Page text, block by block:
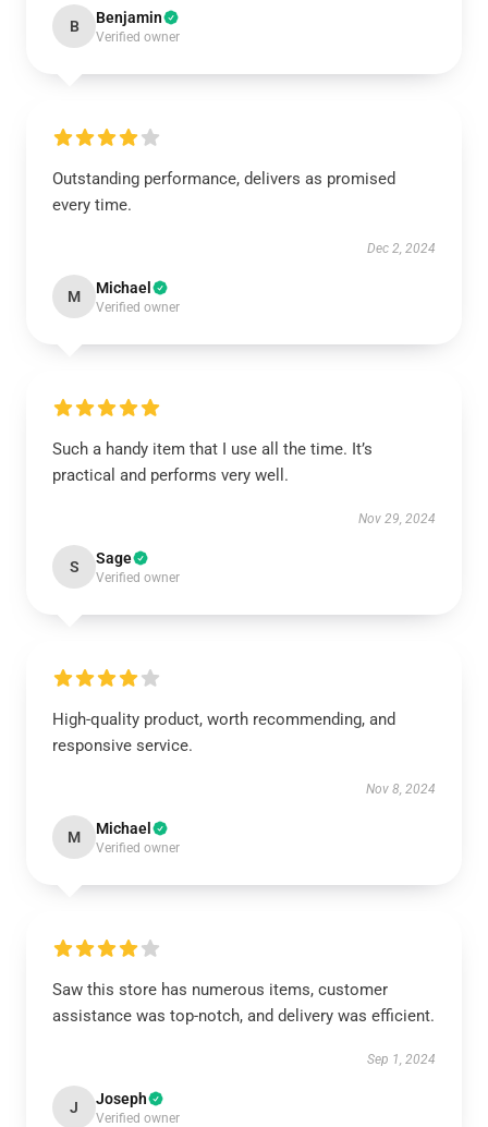
B Benjamin
Verified owner
Outstanding performance, delivers as promised
every time.
Dec 2, 2024
M Michael
Verified owner
Such a handy item that I use all the time. It’s
practical and performs very well.
Nov 29, 2024
S Sage
Verified owner
High-quality product, worth recommending, and
responsive service.
Nov 8, 2024
M Michael
Verified owner
Saw this store has numerous items, customer
assistance was top-notch, and delivery was efficient.
Sep 1, 2024
J Joseph
Verified owner